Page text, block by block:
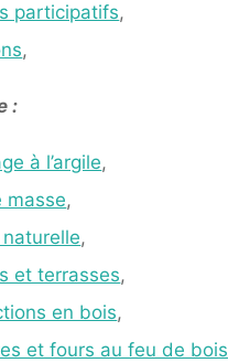
participatifs,
,
:
à l’argile,
masse,
,
et terrasses,
en bois,
et fours au feu de bois